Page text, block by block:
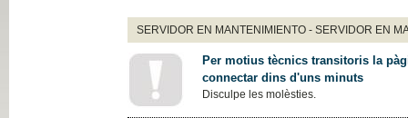
SERVIDOR EN MANTENIMIENTO - SERVIDOR EN
Per motius tècnics transitoris la
connectar dins d'uns minuts
Disculpe les molèsties.